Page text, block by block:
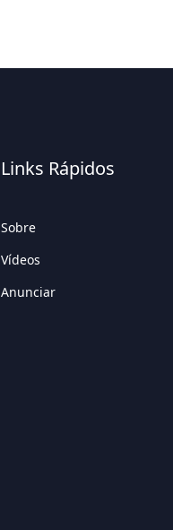
Links Rápidos
Sobre
Vídeos
Anunciar